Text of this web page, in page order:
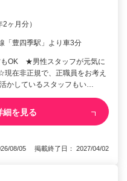
ヶ月分）
「豊四季駅」より車3分
もOK ★男性スタッフが元気に
在非正規で、正職員をお考え
かしているスタッフもい…
細を見る
08/05 掲載終了日： 2027/04/02